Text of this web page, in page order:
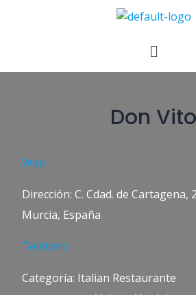
Don Vito
Web
Dirección: C. Cdad. de Cartagena,
Murcia, España
Teléfono
Categoría: Italian Restaurante